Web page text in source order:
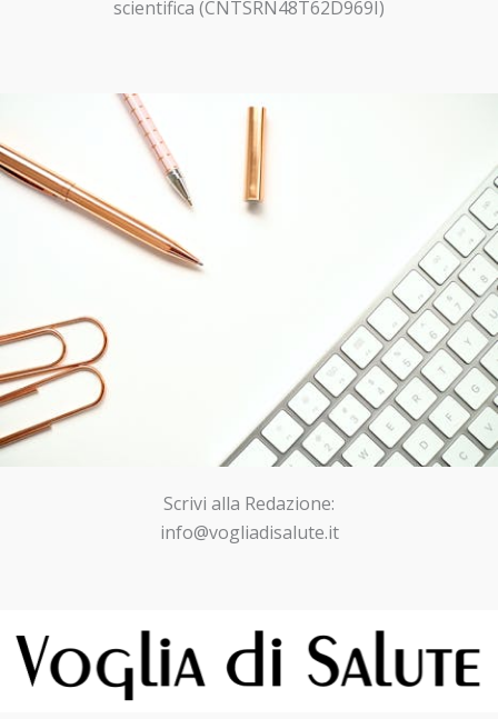
scientifica (CNTSRN48T62D969I)
Scrivi alla Redazione:
info@vogliadisalute.it